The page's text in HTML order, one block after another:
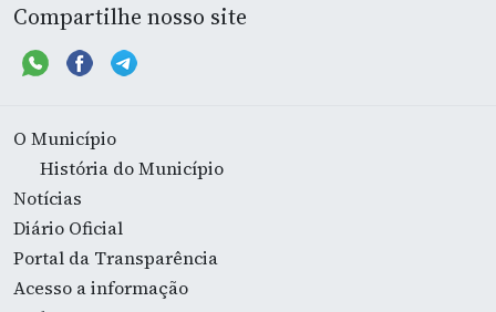
Compartilhe nosso site
O Município
História do Município
Notícias
Diário Oficial
Portal da Transparência
Acesso a informação